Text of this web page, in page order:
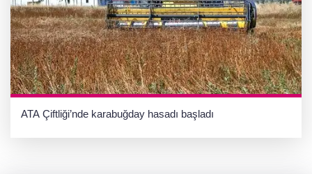
ATA Çiftliği’nde karabuğday hasadı başladı